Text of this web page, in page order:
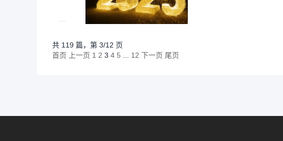
共 119 篇，第 3/12 页
首页
上一页 1 2 3 4 5 12 下一页 尾页